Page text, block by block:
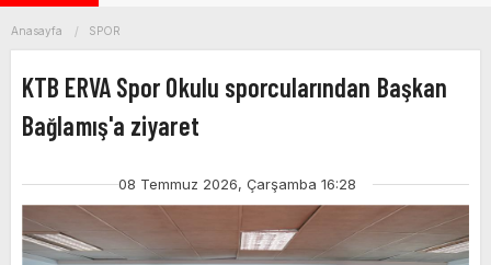
Anasayfa SPOR
KTB ERVA Spor Okulu sporcularından Başkan
Bağlamış'a ziyaret
08 Temmuz 2026, Çarşamba 16:28